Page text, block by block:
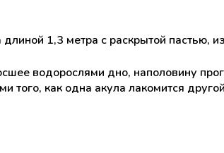
длиной 1,3 метра с раскрытой пастью,
водорослями дно, наполовину
того, как одна акула лакомится